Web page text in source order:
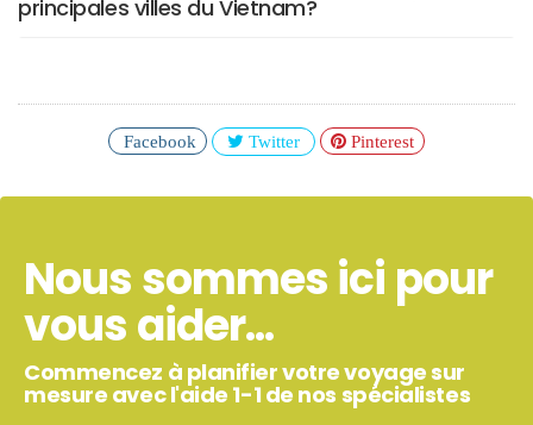
principales villes du Vietnam?
Facebook Twitter Pinterest
Nous sommes ici pour
vous aider...
Commencez à planifier votre voyage sur
mesure avec l'aide 1-1 de nos spécialistes